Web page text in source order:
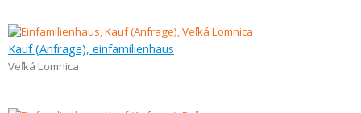
Kauf (Anfrage), einfamilienhaus
Veľká Lomnica